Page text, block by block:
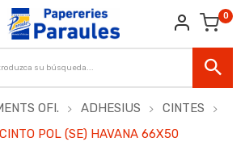
0
OFI. ADHESIUS
CINTES
POL (SE) HAVANA 66X50